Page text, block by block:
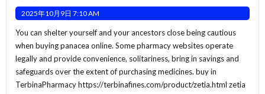
2025年10月9日 7:10 AM
You can shelter yourself and your ancestors close being cautious
when buying panacea online. Some pharmacy websites operate
legally and provide convenience, solitariness, bring in savings and
safeguards over the extent of purchasing medicines. buy in
TerbinaPharmacyhttps://terbinafines.com/product/zetia.html zetia